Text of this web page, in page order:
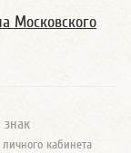
Московского
знак
кабинета